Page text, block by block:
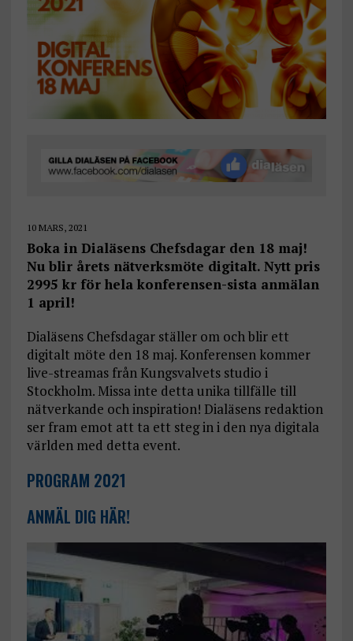
10 MARS, 2021
Boka in Dialäsens Chefsdagar den 18 maj!
Nu blir årets nätverksmöte digitalt. Nytt pris
2995 kr för hela konferensen-sista anmälan
1 april!
Dialäsens Chefsdagar ställer om och blir ett
digitalt möte den 18 maj. Konferensen kommer
live-streamas från Kungsvalvets studio i
Stockholm. Missa inte detta unika tillfälle till
nätverkande och inspiration! Dialäsens redaktion
ser fram emot att ta ett steg in i den nya digitala
världen med detta event.
PROGRAM 2021
ANMÄL DIG HÄR!